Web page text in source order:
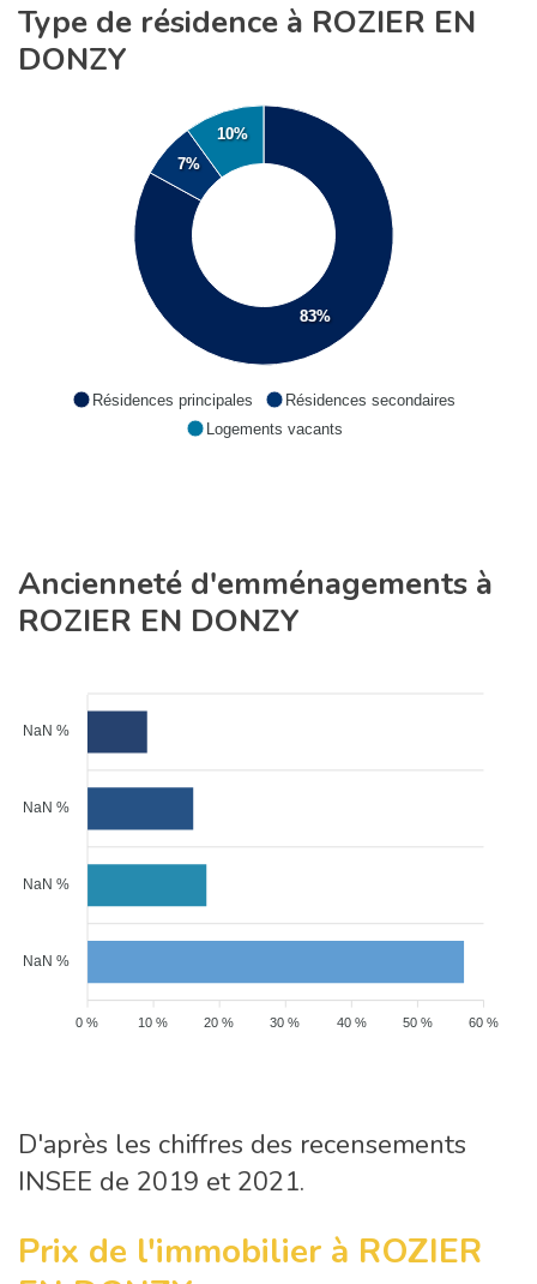
Type de résidence à ROZIER EN
DONZY
83%
7%
10%
Résidences principales
Résidences secondaires
Logements vacants
Ancienneté d'emménagements à
ROZIER EN DONZY
NaN %
NaN %
NaN %
NaN %
60 %
50 %
40 %
30 %
20 %
10 %
0 %
D'après les chiffres des recensements
INSEE de 2019 et 2021.
Prix de l'immobilier à ROZIER